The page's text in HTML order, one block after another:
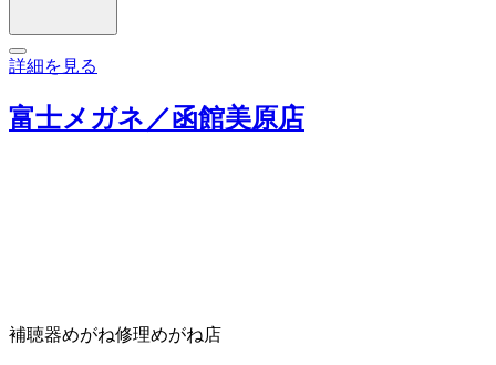
詳細を見る
富士メガネ／函館美原店
補聴器めがね修理めがね店